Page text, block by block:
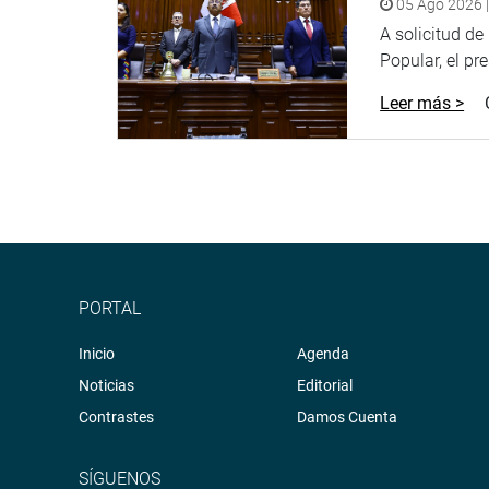
05 Ago 2026
A solicitud de
Popular, el
Leer más >
PORTAL
Inicio
Noticias
Contrastes
Agenda
Editorial
Damos Cuenta
SÍGUENOS